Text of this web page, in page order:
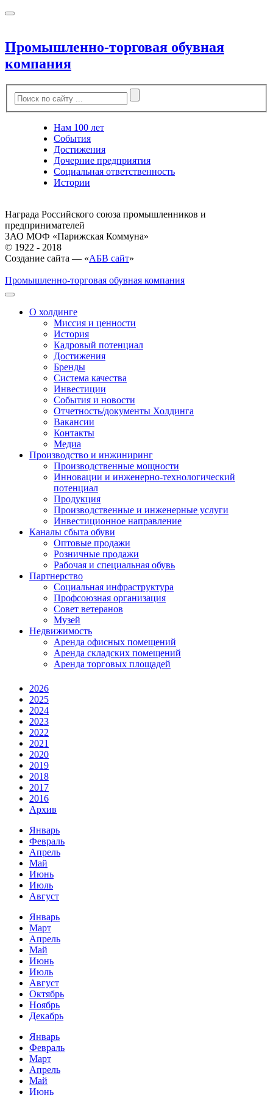
Промышленно-торговая обувная
компания
Нам 100 лет
События
Достижения
Дочерние предприятия
Социальная ответственность
Истории
Награда Российского союза промышленников и
предпринимателей
ЗАО МОФ «Парижская Коммуна»
© 1922 - 2018
Создание сайта — «АБВ сайт»
Промышленно-торговая обувная компания
О холдинге
Миссия и ценности
История
Кадровый потенциал
Достижения
Бренды
Система качества
Инвестиции
События и новости
Отчетность/документы Холдинга
Вакансии
Контакты
Медиа
Производство и инжиниринг
Производственные мощности
Инновации и инженерно-технологический
потенциал
Продукция
Производственные и инженерные услуги
Инвестиционное направление
Каналы сбыта обуви
Оптовые продажи
Розничные продажи
Рабочая и специальная обувь
Партнерство
Социальная инфраструктура
Профсоюзная организация
Совет ветеранов
Музей
Недвижимость
Аренда офисных помещений
Аренда складских помещений
Аренда торговых площадей
2026
2025
2024
2023
2022
2021
2020
2019
2018
2017
2016
Архив
Январь
Февраль
Апрель
Май
Июнь
Июль
Август
Январь
Март
Апрель
Май
Июнь
Июль
Август
Октябрь
Ноябрь
Декабрь
Январь
Февраль
Март
Апрель
Май
Июнь